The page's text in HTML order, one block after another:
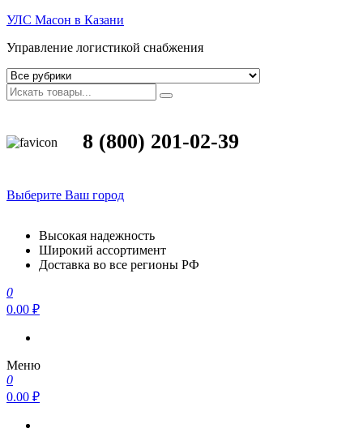
УЛС Масон в Казани
Управление логистикой снабжения
8 (800) 201-02-39
Выберите Ваш город
Высокая надежность
Широкий ассортимент
Доставка во все регионы РФ
0
0.00 ₽
Меню
0
0.00 ₽